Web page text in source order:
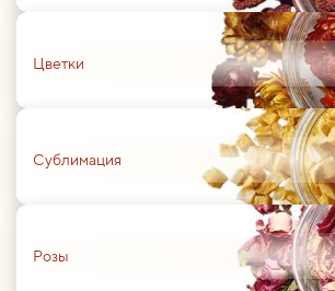
Цветки
Сублимация
Розы